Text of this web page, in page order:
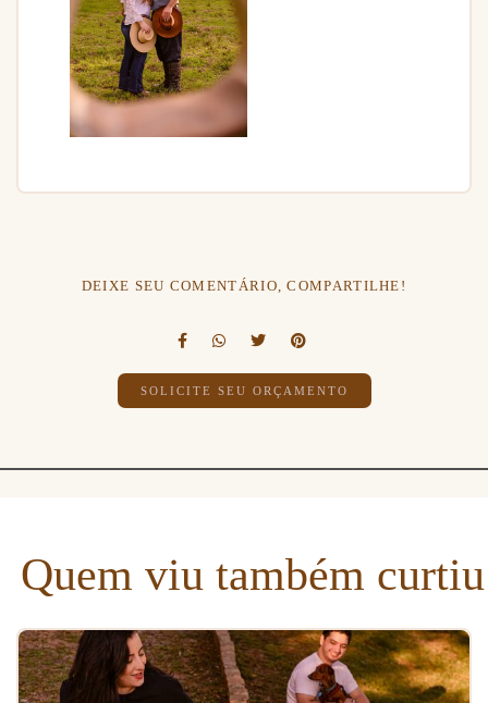
DEIXE SEU COMENTÁRIO, COMPARTILHE!
SOLICITE SEU ORÇAMENTO
Quem viu também curtiu